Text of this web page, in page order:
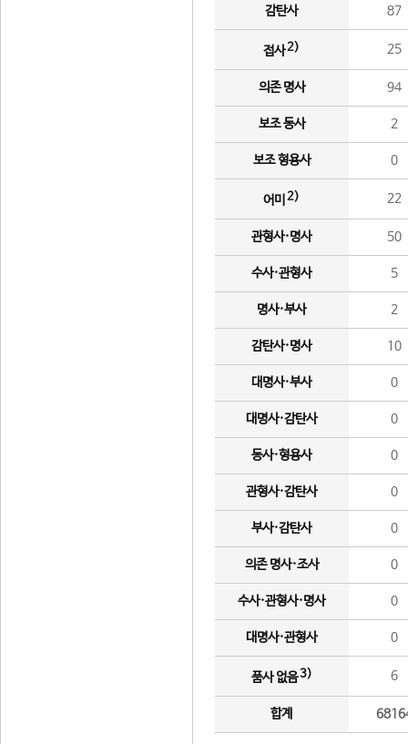
감탄사 87
접사2) 25
의존 명사 94
보조 동사 2
보조 형용사 0
어미 2) 22
관형사·명사 50
수사·관형사 5
명사·부사 2
감탄사·명사 10
대명사·부사 0
대명사·감탄사 0
동사·형용사 0
관형사·감탄사 0
부사·감탄사 0
의존 명사·조사 0
수사·관형사·명사 0
대명사·관형사 0
품사 없음3) 6
합계